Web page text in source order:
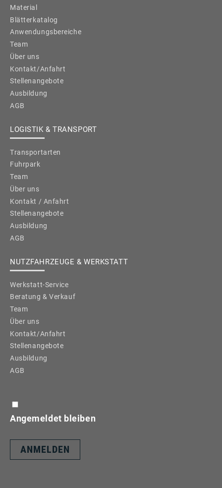
Material
Blätterkatalog
Anwendungsbereiche
Team
Über uns
Kontakt/Anfahrt
Stellenangebote
Ausbildung
AGB
LOGISTIK & TRANSPORT
Transportarten
Fuhrpark
Team
Über uns
Kontakt / Anfahrt
Stellenangebote
Ausbildung
AGB
NUTZFAHRZEUGE & WERKSTATT
Werkstatt-Service
Beratung & Verkauf
Team
Über uns
Kontakt/Anfahrt
Stellenangebote
Ausbildung
AGB
Angemeldet bleiben